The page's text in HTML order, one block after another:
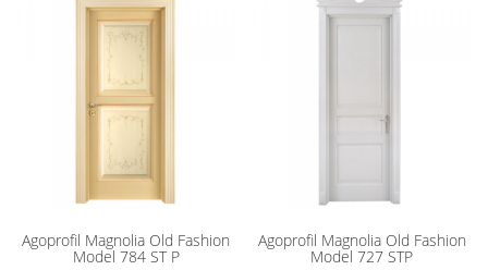
Agoprofil Magnolia Old Fashion
Model 784 ST P
Agoprofil Magnolia Old Fashion
Model 727 STP